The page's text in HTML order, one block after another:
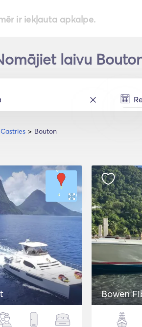
ir iekļauta apkalpe.
laivu
Castries Bouton
Bowen